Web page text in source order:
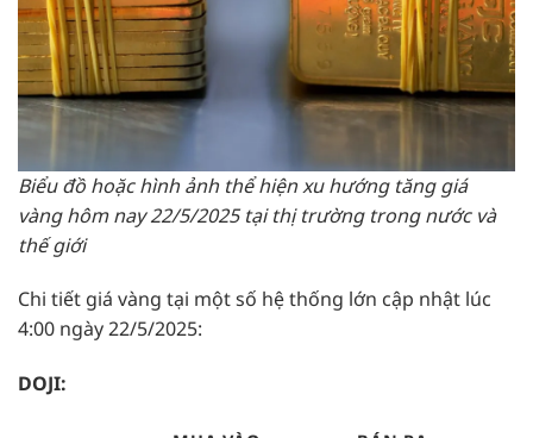
Biểu đồ hoặc hình ảnh thể hiện xu hướng tăng giá
vàng hôm nay 22/5/2025 tại thị trường trong nước và
thế giới
Chi tiết giá vàng tại một số hệ thống lớn cập nhật lúc
4:00 ngày 22/5/2025:
DOJI: